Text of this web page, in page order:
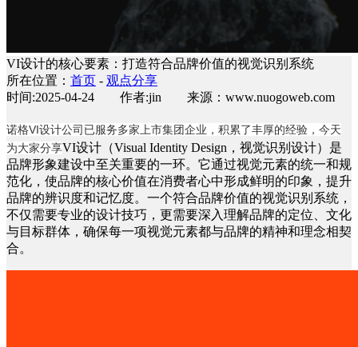
VI设计的核心要素：打造符合品牌价值的视觉识别系统
所在位置： 首页 - 观点分享
时间:2025-04-24 作者:jin 来源：www.nuogoweb.com
诺格VI设计公司 已服务多家上市集团企业，积累了丰厚的经验，今天
为大家分享VI设计（Visual Identity Design，视觉识别设计）是
品牌形象建设中至关重要的一环。它通过视觉元素的统一和规
范化，使品牌的核心价值在消费者心中形成鲜明的印象，提升
品牌的辨识度和记忆度。一个符合品牌价值的视觉识别系统，
不仅需要专业的设计技巧，更需要深入理解品牌的定位、文化
与目标群体，确保每一项视觉元素都与品牌的精神和理念相契
合。